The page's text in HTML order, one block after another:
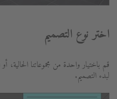
اختر نوع التصميم
قم باختيار واحدة من مجموعاتنا الحالية،
لبدء التصميم.